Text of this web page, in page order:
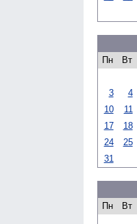
Пн
Вт
3
4
10
11
17
18
24
25
31
Пн
Вт